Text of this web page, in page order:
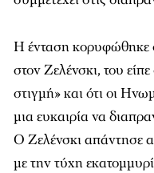
Η ένταση κορυφώθηκε
στον Ζελένσκι, του
στιγμή» και ότι οι
μια ευκαιρία να
Ο Ζελένσκι απάντησε
με την τύχη